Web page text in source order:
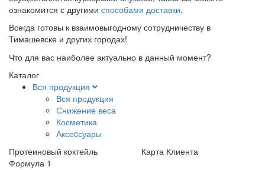
ознакомится с другими способами доставки.
Всегда готовы к взаимовыгодному сотрудничеству в
Тимашевске и других городах!
Что для вас наиболее актуально в данный момент?
Каталог
Вся продукция
Вся продукция
Снижение веса
Косметика
Аксеcсуары
Протеиновый коктейль
Формула 1
Карта Клиента